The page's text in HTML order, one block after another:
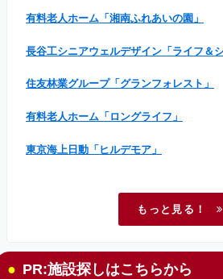
有料老人ホーム「湘南ふれあいの園」
長谷工シニアウェルデザイン「ライフ＆
住友林業グループ「グランフォレスト」
有料老人ホーム「ロングライフ」
東京海上日動「ヒルデモア」
もっと見る！
PR:施設探しはこちらから